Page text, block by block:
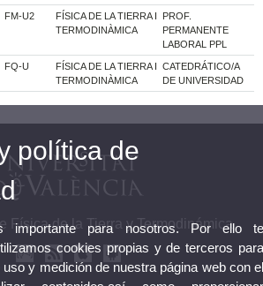
FM-U2
FÍSICA DE LA TIERRA I
TERMODINÀMICA
PROF.
PERMANENTE
LABORAL PPL
FQ-U
FÍSICA DE LA TIERRA I
TERMODINÀMICA
CATEDRÁTICO/A
DE UNIVERSIDAD
Física de la Tierra y Termodinámica
política de
importante para nosotros. Por ello
cookies propias y de terceros
uso y medición de nuestra página web con